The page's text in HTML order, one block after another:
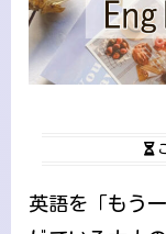
英語を「もう